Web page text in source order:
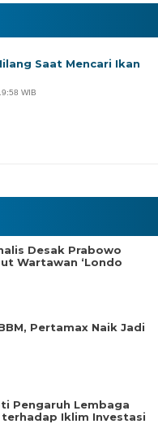
Desak Prabowo
Wartawan ‘Londo
Pertamax Naik Jadi
Pengaruh Lembaga
Iklim Investasi
Saat Mencari Ikan
WIB